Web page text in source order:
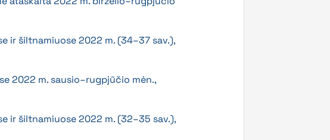
ir šiltnamiuose 2022 m. (34–37 sav.),
2022 m. sausio–rugpjūčio mėn.,
ir šiltnamiuose 2022 m. (32–35 sav.),